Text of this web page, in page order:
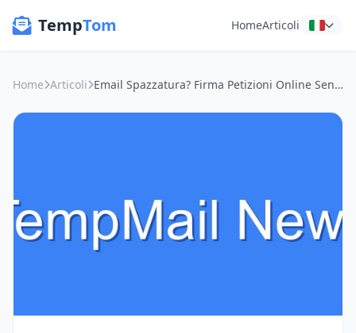
TempTom HomeArticoli
Home Articoli Email Spazzatura? Firma Petizioni Online Senza Farti Inondare di Marketing